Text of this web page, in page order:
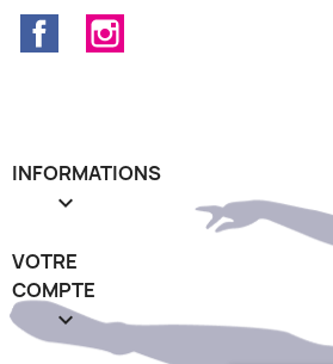
Facebook
INFORMATIONS

VOTRE
COMPTE
